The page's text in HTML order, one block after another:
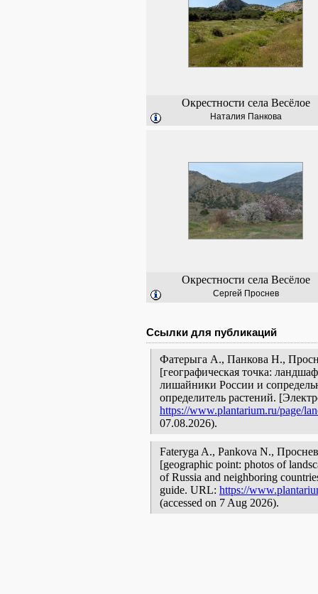
Окрестности села Весёлое
Наталия Панкова
Окрестности села Весёлое
Сергей Проснев
Ссылки для публикаций
Фатерыга А., Панкова Н.,
[географическая точка:
лишайники России и
определитель растений.
https://www.plantarium.ru/page/
07.08.2026).
Fateryga A., Pankova N.,
[geographic point: photos of
of Russia and neighboring
guide. URL: https://
(accessed on 7 Aug 2026).